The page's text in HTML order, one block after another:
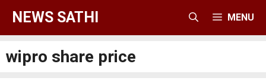
Skip
content
NEWS SATHI MENU
wipro share price